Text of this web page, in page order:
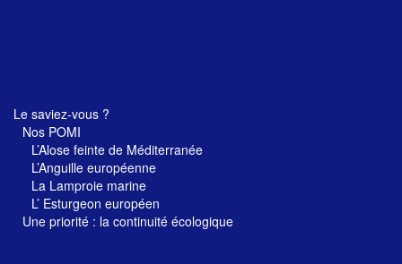
Le saviez-vous ?
Nos POMI
L’Alose feinte de Méditerranée
L’Anguille européenne
La Lamproie marine
L’ Esturgeon européen
Une priorité : la continuité écologique